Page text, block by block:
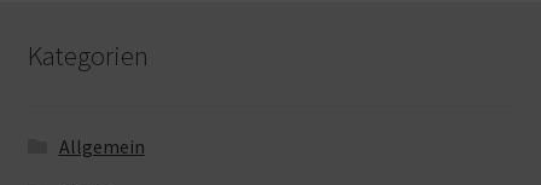
Kategorien
Allgemein